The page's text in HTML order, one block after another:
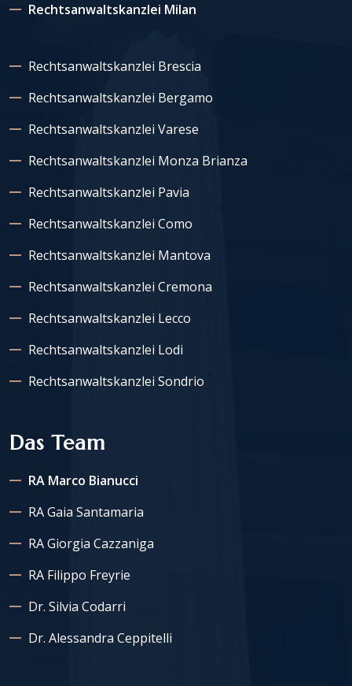
Rechtsanwaltskanzlei Milan
Rechtsanwaltskanzlei Brescia
Rechtsanwaltskanzlei Bergamo
Rechtsanwaltskanzlei Varese
Rechtsanwaltskanzlei Monza Brianza
Rechtsanwaltskanzlei Pavia
Rechtsanwaltskanzlei Como
Rechtsanwaltskanzlei Mantova
Rechtsanwaltskanzlei Cremona
Rechtsanwaltskanzlei Lecco
Rechtsanwaltskanzlei Lodi
Rechtsanwaltskanzlei Sondrio
Das Team
RA Marco Bianucci
RA Gaia Santamaria
RA Giorgia Cazzaniga
RA Filippo Freyrie
Dr. Silvia Codarri
Dr. Alessandra Ceppitelli